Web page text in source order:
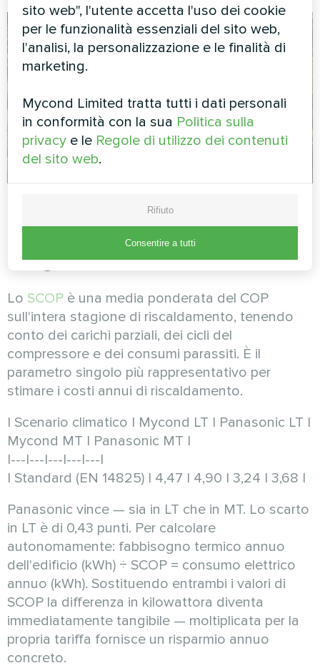
5. SCOP — rendimento
stagionale
Lo SCOP è una media ponderata del COP
sull'intera stagione di riscaldamento, tenendo
conto dei carichi parziali, dei cicli del
compressore e dei consumi parassiti. È il
parametro singolo più rappresentativo per
stimare i costi annui di riscaldamento.
| Scenario climatico | Mycond LT | Panasonic LT |
Mycond MT | Panasonic MT |
|---|---|---|---|---|
| Standard (EN 14825) | 4,47 | 4,90 | 3,24 | 3,68 |
Panasonic vince — sia in LT che in MT. Lo scarto
in LT è di 0,43 punti. Per calcolare
autonomamente: fabbisogno termico annuo
dell'edificio (kWh) ÷ SCOP = consumo elettrico
annuo (kWh). Sostituendo entrambi i valori di
SCOP la differenza in kilowattora diventa
immediatamente tangibile — moltiplicata per la
propria tariffa fornisce un risparmio annuo
concreto.
sito web", l'utente accetta l'uso dei cookie
per le funzionalità essenziali del sito web,
l'analisi, la personalizzazione e le finalità di
marketing.
Mycond Limited tratta tutti i dati personali
in conformità con la sua Politica sulla
privacy e le Regole di utilizzo dei contenuti
del sito web.
Rifiuto
Consentire a tutti